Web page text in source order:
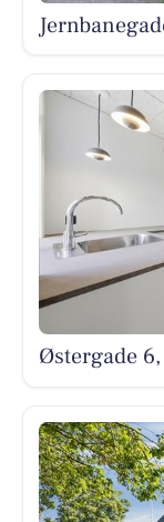
Østergade